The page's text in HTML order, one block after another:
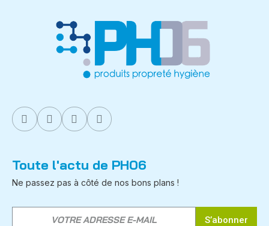
Toute l'actu de PH06
Ne passez pas à côté de nos bons plans !
S’abonner